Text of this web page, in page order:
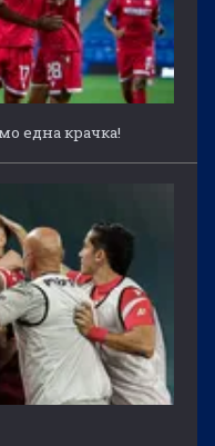
една крачка!